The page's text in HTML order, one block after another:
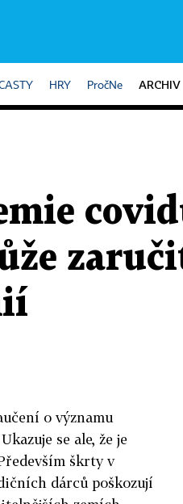
HRY PročNe ARCHIV
o významu
se ale, že je
škrty v
dárců poškozují